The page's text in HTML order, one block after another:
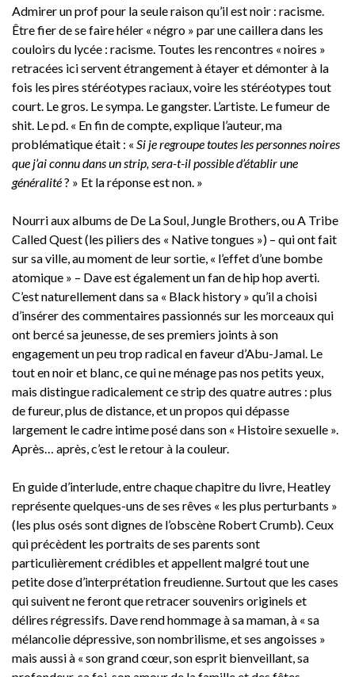
Admirer un prof pour la seule raison qu’il est noir : racisme.
Être fier de se faire héler « négro » par une caillera dans les
couloirs du lycée : racisme. Toutes les rencontres « noires »
retracées ici servent étrangement à étayer et démonter à la
fois les pires stéréotypes raciaux, voire les stéréotypes tout
court. Le gros. Le sympa. Le gangster. L’artiste. Le fumeur de
shit. Le pd. « En fin de compte, explique l’auteur, ma
problématique était : « Si je regroupe toutes les personnes noires
que j’ai connu dans un strip, sera-t-il possible d’établir une
généralité? » Et la réponse est non. »
Nourri aux albums de De La Soul, Jungle Brothers, ou A Tribe
Called Quest (les piliers des « Native tongues ») – qui ont fait
sur sa ville, au moment de leur sortie, « l’effet d’une bombe
atomique » – Dave est également un fan de hip hop averti.
C’est naturellement dans sa « Black history » qu’il a choisi
d’insérer des commentaires passionnés sur les morceaux qui
ont bercé sa jeunesse, de ses premiers joints à son
engagement un peu trop radical en faveur d’Abu-Jamal. Le
tout en noir et blanc, ce qui ne ménage pas nos petits yeux,
mais distingue radicalement ce strip des quatre autres : plus
de fureur, plus de distance, et un propos qui dépasse
largement le cadre intime posé dans son « Histoire sexuelle ».
Après… après, c’est le retour à la couleur.
En guide d’interlude, entre chaque chapitre du livre, Heatley
représente quelques-uns de ses rêves « les plus perturbants »
(les plus osés sont dignes de l’obscène Robert Crumb). Ceux
qui précèdent les portraits de ses parents sont
particulièrement crédibles et appellent malgré tout une
petite dose d’interprétation freudienne. Surtout que les cases
qui suivent ne feront que retracer souvenirs originels et
délires régressifs. Dave rend hommage à sa maman, à « sa
mélancolie dépressive, son nombrilisme, et ses angoisses »
mais aussi à « son grand cœur, son esprit bienveillant, sa